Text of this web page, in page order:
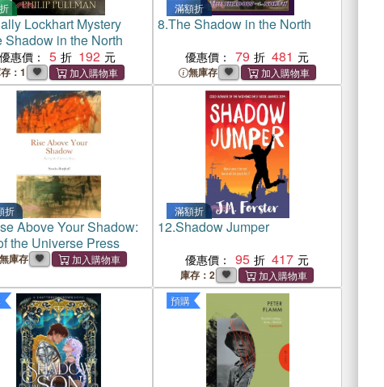
Lockhart Mystery
Shadow in the North
優惠價： 5 192
：1
滿額折
8.The Shadow in the North
優惠價： 79 481
無庫存
折
Above Your Shadow:
the Universe Press
庫存
滿額折
12.Shadow Jumper
優惠價： 95 417
庫存：2
預購